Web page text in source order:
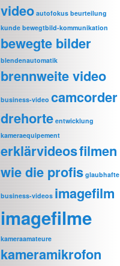
video autofokus beurteilung
kunde bewegtbild-kommunikation
bewegte bilder
blendenautomatik
brennweite video
business-video camcorder
drehorte entwicklung
kameraequipement
erklärvideosfilmen
wie die profis glaubhafte
business-videos imagefilm
imagefilme
kameraamateure
kameramikrofon